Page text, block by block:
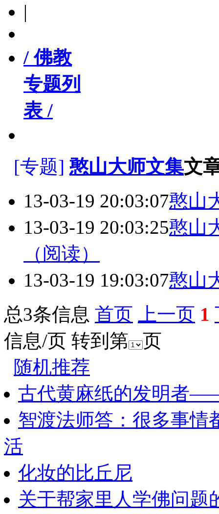
|
/ 佛教
专题列
表 /
[专题] 憨山大师文集文
13-03-19 20:03:07憨山
13-03-19 20:03:25憨山
（阅读）
13-03-19 19:03:07憨山
总3条信息 首页 上一页 1
信息/页 转到第
页
随机推荐
古代黄麻纸的发明者
智渡法师答：很多事情
活
化妆的比丘尼
关于帮家里人学佛问题